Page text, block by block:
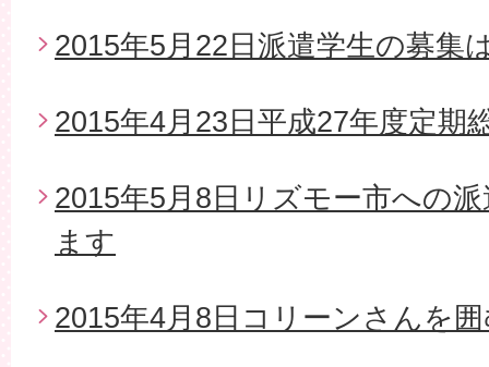
2015年5月22日派遣学生の募集
2015年4月23日平成27年度定期
2015年5月8日リズモー市への
ます
2015年4月8日コリーンさんを